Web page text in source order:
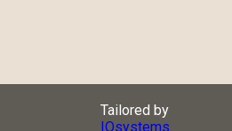
Tailored by
IOsystems